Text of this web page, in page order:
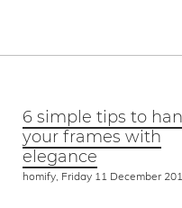
6 simple tips to
your frames with
elegance
homify, Friday 11 December